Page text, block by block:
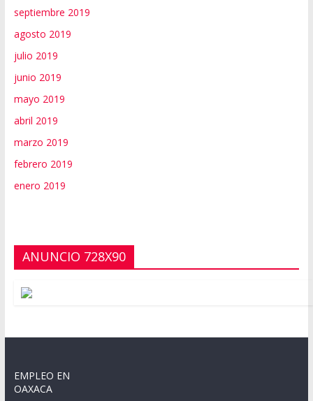
septiembre 2019
agosto 2019
julio 2019
junio 2019
mayo 2019
abril 2019
marzo 2019
febrero 2019
enero 2019
ANUNCIO 728X90
EMPLEO EN
OAXACA